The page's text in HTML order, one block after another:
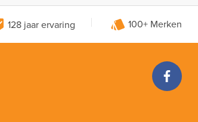
128 jaar ervaring 100+ Merken